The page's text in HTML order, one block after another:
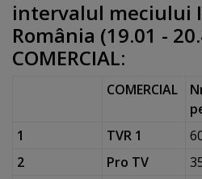
intervalul meciului
România (19.01 -
COMERCIAL:
COMERCIAL
1 TVR 1
2
Pro TV